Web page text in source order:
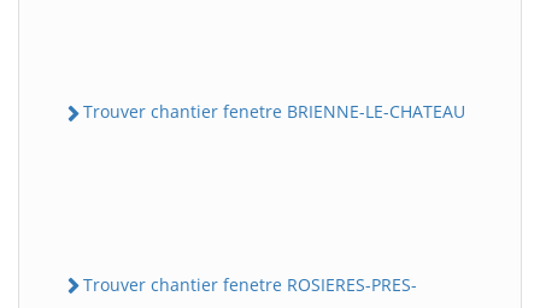
Trouver chantier fenetre BRIENNE-LE-CHATEAU
Trouver chantier fenetre ROSIERES-PRES-